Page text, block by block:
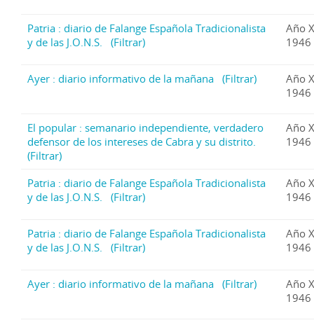
Patria : diario de Falange Española Tradicionalista
y de las J.O.N.S.
(Filtrar)
Año
Ayer : diario informativo de la mañana (Filtrar)
Año
El popular : semanario independiente, verdadero
defensor de los intereses de Cabra y su distrito.
(Filtrar)
Año
Patria : diario de Falange Española Tradicionalista
y de las J.O.N.S.
(Filtrar)
Año
Patria : diario de Falange Española Tradicionalista
y de las J.O.N.S.
(Filtrar)
Año
Ayer : diario informativo de la mañana (Filtrar)
Año